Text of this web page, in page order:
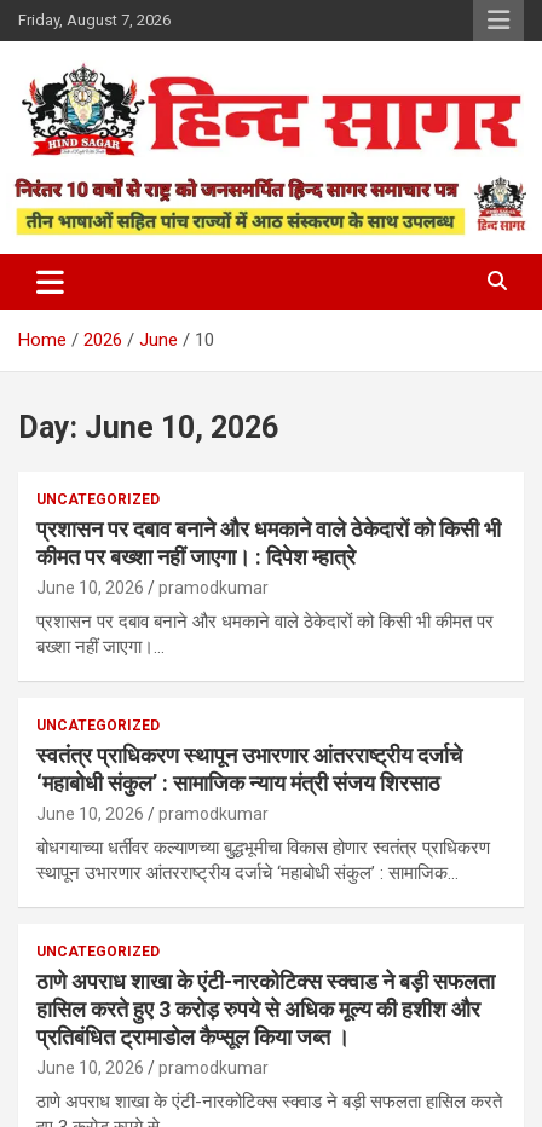
Skip
to
Friday, August 7, 2026
Hind Sagar
Home 2026 June 10
Day: June 10, 2026
UNCATEGORIZED
प्रशासन पर दबाव बनाने और धमकाने वाले ठेकेदारों को किसी भी
कीमत पर बख्शा नहीं जाएगा। : दिपेश म्हात्रे
June 10, 2026 pramodkumar
प्रशासन पर दबाव बनाने और धमकाने वाले ठेकेदारों को किसी भी कीमत पर
बख्शा नहीं जाएगा।…
UNCATEGORIZED
स्वतंत्र प्राधिकरण स्थापून उभारणार आंतरराष्ट्रीय दर्जाचे
‘महाबोधी संकुल’ : सामाजिक न्याय मंत्री संजय शिरसाठ
June 10, 2026 pramodkumar
बोधगयाच्या धर्तीवर कल्याणच्या बुद्धभूमीचा विकास होणार स्वतंत्र प्राधिकरण
स्थापून उभारणार आंतरराष्ट्रीय दर्जाचे ‘महाबोधी संकुल’ : सामाजिक…
UNCATEGORIZED
ठाणे अपराध शाखा के एंटी-नारकोटिक्स स्क्वाड ने बड़ी सफलता
हासिल करते हुए 3 करोड़ रुपये से अधिक मूल्य की हशीश और
प्रतिबंधित ट्रामाडोल कैप्सूल किया जब्त ।
June 10, 2026 pramodkumar
ठाणे अपराध शाखा के एंटी-नारकोटिक्स स्क्वाड ने बड़ी सफलता हासिल करते